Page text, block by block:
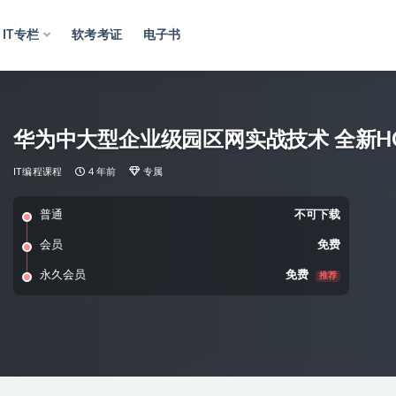
IT专栏 软考考证 电子书
华为中大型企业级园区网实战技术 全新
IT编程课程 4 年前 专属
普通 不可下载
会员 免费
永久会员 免费 推荐